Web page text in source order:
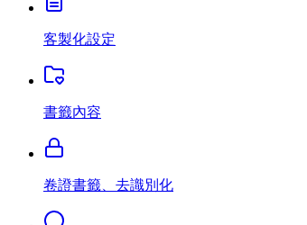
客製化設定
書籤內容
卷證書籤、去識別化